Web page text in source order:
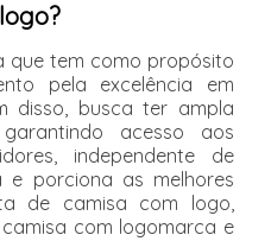
que tem como propósito
pela excelência em
disso, busca ter ampla
acesso aos
independente de
porciona as melhores
de camisa com logo,
com logomarca e